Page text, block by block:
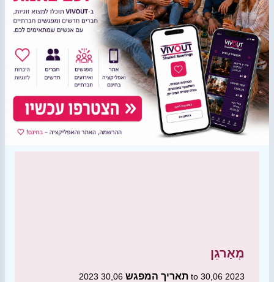
מְאַרגֵן
תאריך המפגש 30,06 2023 to 30,06 2023